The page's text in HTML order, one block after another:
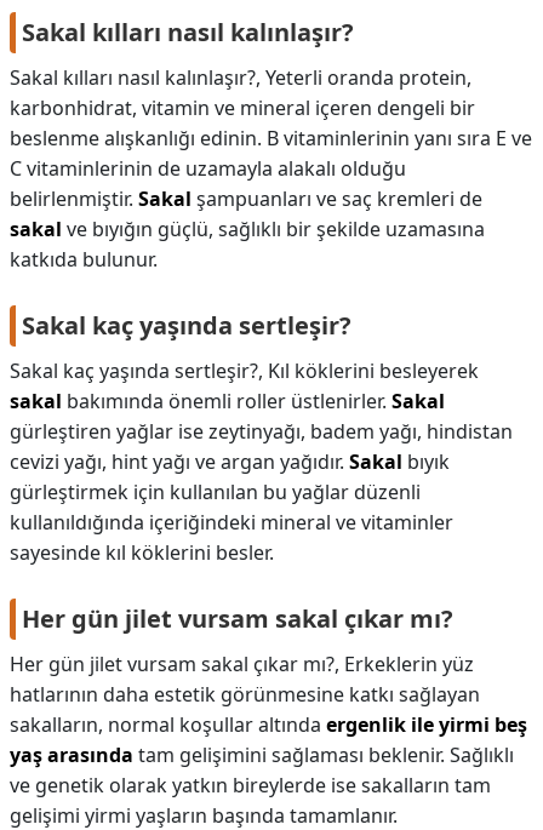
Sakal kılları nasıl kalınlaşır?
Sakal kılları nasıl kalınlaşır?, Yeterli oranda protein,
karbonhidrat, vitamin ve mineral içeren dengeli bir
beslenme alışkanlığı edinin. B vitaminlerinin yanı sıra E ve
C vitaminlerinin de uzamayla alakalı olduğu
belirlenmiştir. Sakal şampuanları ve saç kremleri de
sakal ve bıyığın güçlü, sağlıklı bir şekilde uzamasına
katkıda bulunur.
Sakal kaç yaşında sertleşir?
Sakal kaç yaşında sertleşir?, Kıl köklerini besleyerek
sakal bakımında önemli roller üstlenirler. Sakal
gürleştiren yağlar ise zeytinyağı, badem yağı, hindistan
cevizi yağı, hint yağı ve argan yağıdır. Sakal bıyık
gürleştirmek için kullanılan bu yağlar düzenli
kullanıldığında içeriğindeki mineral ve vitaminler
sayesinde kıl köklerini besler.
Her gün jilet vursam sakal çıkar mı?
Her gün jilet vursam sakal çıkar mı?, Erkeklerin yüz
hatlarının daha estetik görünmesine katkı sağlayan
sakalların, normal koşullar altında ergenlik ile yirmi beş
yaş arasında tam gelişimini sağlaması beklenir. Sağlıklı
ve genetik olarak yatkın bireylerde ise sakalların tam
gelişimi yirmi yaşların başında tamamlanır.